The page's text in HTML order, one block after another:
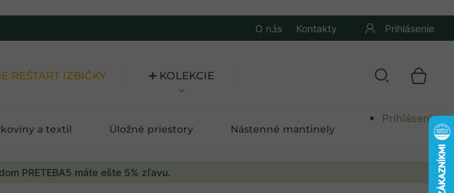
PRETEBA5 máte ešte 5% zľavu.
O nás Kontakty Prihlásenie
➕ KOLEKCIE
a textil Úložné priestory Nástenné mantinely
Prihlásenie